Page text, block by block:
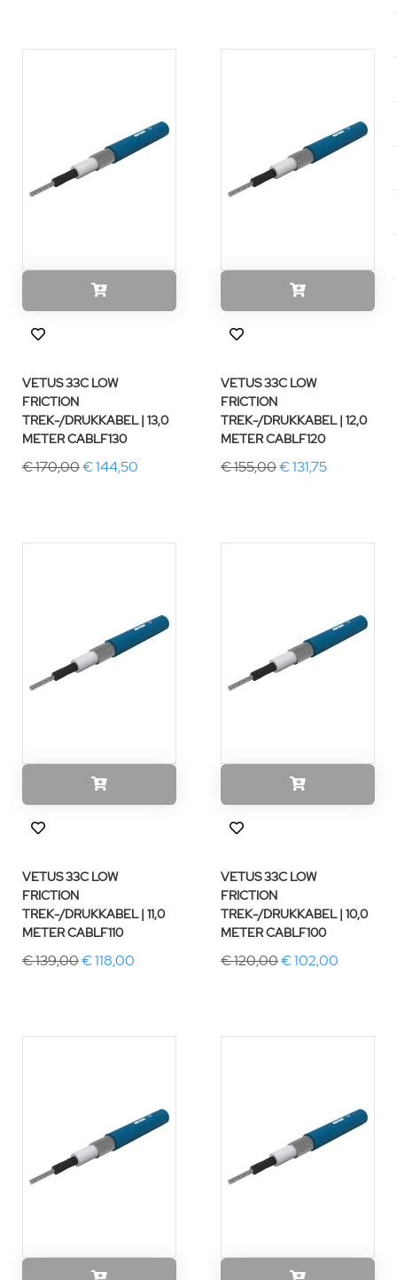
VETUS 33C LOW
FRICTION
TREK-/DRUKKABEL | 13,0
METER CABLF130
€ 170,00€ 144,50
VETUS 33C LOW
FRICTION
TREK-/DRUKKABEL | 12,0
METER CABLF120
€ 155,00€ 131,75
VETUS 33C LOW
FRICTION
TREK-/DRUKKABEL | 11,0
METER CABLF110
€ 139,00€ 118,00
VETUS 33C LOW
FRICTION
TREK-/DRUKKABEL | 10,0
METER CABLF100
€ 120,00€ 102,00